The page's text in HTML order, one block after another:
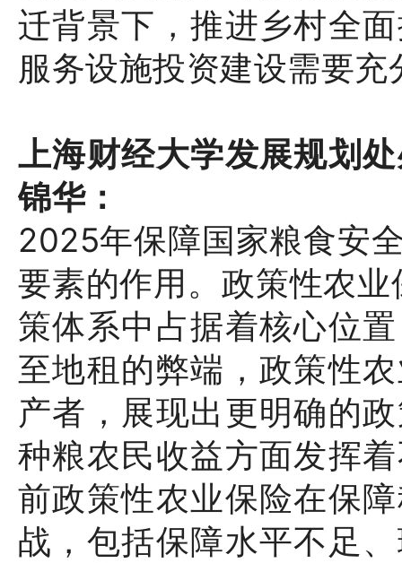
迁背景下，推进乡村全
服务设施投资建设需要
上海财经大学发展规划
锦华：
2025年保障国家粮食安
要素的作用。政策性农
策体系中占据着核心位
至地租的弊端，政策性
产者，展现出更明确的
种粮农民收益方面发挥
前政策性农业保险在保
战，包括保障水平不足